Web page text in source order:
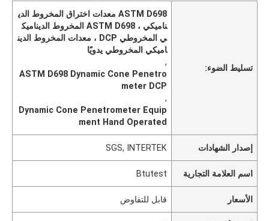
تسليط الضوء:
ASTM D698 معدات اختراق المخروط الدي
ناميكي ، ASTM D698 المخروط الديناميك
ي المخروطي DCP ، معدات المخروط الدين
اميكي المخروطي يدويًا
,
ASTM D698 Dynamic Cone Penetro
meter DCP
,
Dynamic Cone Penetrometer Equip
ment Hand Operated
إصدار الشهادات SGS, INTERTEK
اسم العلامة التجارية Btutest
الأسعار قابل للتفاوض